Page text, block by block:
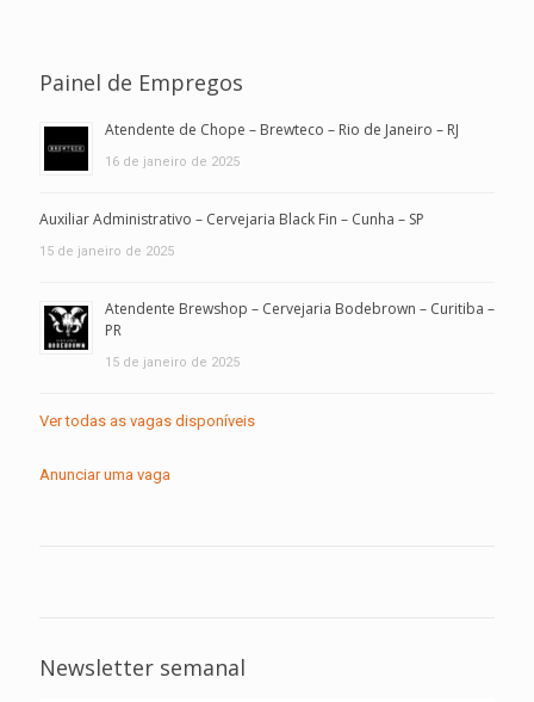
Painel de Empregos
Atendente de Chope – Brewteco – Rio de Janeiro – RJ
16 de janeiro de 2025
Auxiliar Administrativo – Cervejaria Black Fin – Cunha – SP
15 de janeiro de 2025
Atendente Brewshop – Cervejaria Bodebrown – Curitiba –
PR
15 de janeiro de 2025
Ver todas as vagas disponíveis
Anunciar uma vaga
Newsletter semanal